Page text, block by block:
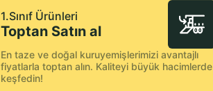
1.Sınıf Ürünleri
Toptan Satın al
En taze ve doğal kuruyemişlerimizi avantajlı
fiyatlarla toptan alın. Kaliteyi büyük hacimlerde
keşfedin!